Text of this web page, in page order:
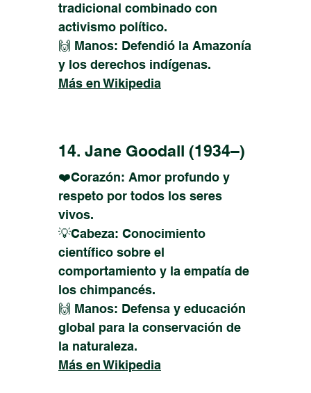
tradicional combinado con
activismo político.
🙌 Manos: Defendió la Amazonía
y los derechos indígenas.
Más en Wikipedia
14. Jane Goodall (1934–)
❤️Corazón: Amor profundo y
respeto por todos los seres
vivos.
💡Cabeza: Conocimiento
científico sobre el
comportamiento y la empatía de
los chimpancés.
🙌 Manos: Defensa y educación
global para la conservación de
la naturaleza.
Más en Wikipedia